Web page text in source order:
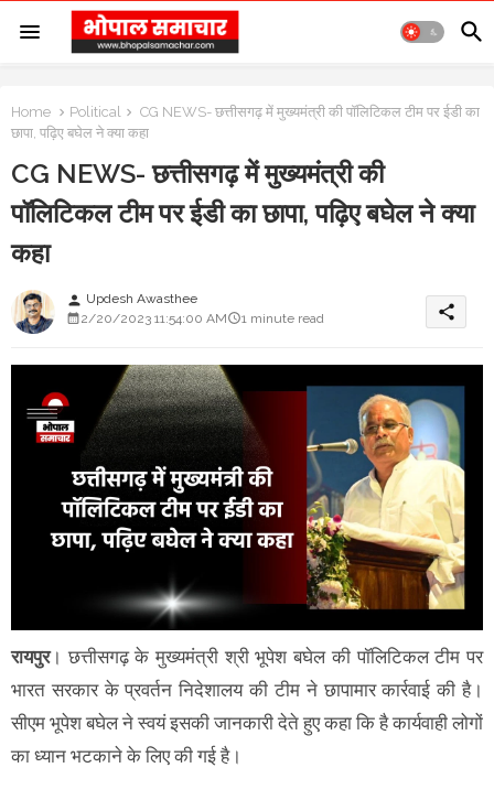
Home Political
CG NEWS- छत्तीसगढ़ में मुख्यमंत्री की पॉलिटिकल टीम पर ईडी का
छापा, पढ़िए बघेल ने क्या कहा
CG NEWS- छत्तीसगढ़ में मुख्यमंत्री की
पॉलिटिकल टीम पर ईडी का छापा, पढ़िए बघेल ने क्या
कहा
person Updesh Awasthee
2/20/2023 11:54:00 AM
1 minute read share
रायपुर। छत्तीसगढ़ के मुख्यमंत्री श्री भूपेश बघेल की पॉलिटिकल टीम पर
भारत सरकार के प्रवर्तन निदेशालय की टीम ने छापामार कार्रवाई की है।
सीएम भूपेश बघेल ने स्वयं इसकी जानकारी देते हुए कहा कि है कार्यवाही लोगों
का ध्यान भटकाने के लिए की गई है।